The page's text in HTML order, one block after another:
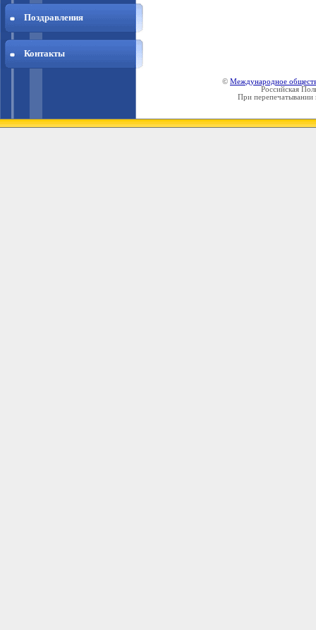
Поздравления
Контакты
© Международное
Российская
При перепечатывании